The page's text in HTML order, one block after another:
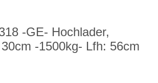
-GE- Hochlader,
-1500kg- Lfh: 56cm